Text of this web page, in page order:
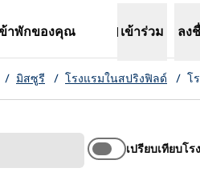
ข้าพักของคุณ
หม่
เข้าร่วม ลง
/ มิสซูรี / โรงแรมในสปริงฟิลด์ / โ
เปรียบเทียบโร